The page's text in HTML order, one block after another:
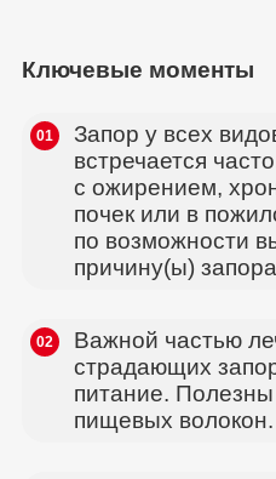
Ключевые моменты
01
Запор у всех
встречается
с ожирением,
почек или в
по возможности
причину(ы)
02
Важной частью
страдающих
питание.
пищевых волокон.